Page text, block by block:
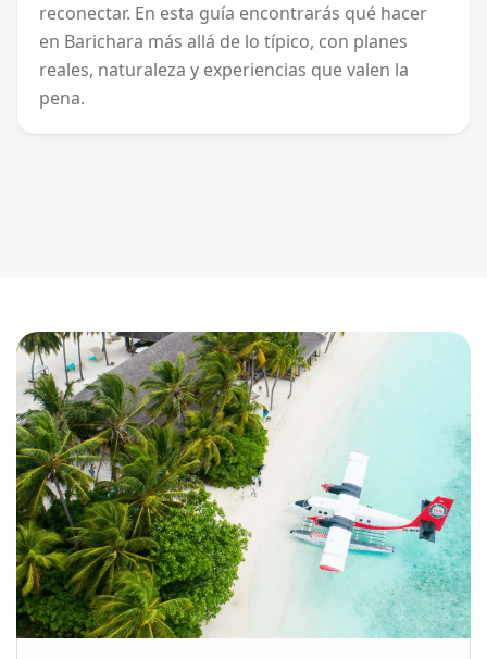
reconectar. En esta guía encontrarás qué hacer
en Barichara más allá de lo típico, con planes
reales, naturaleza y experiencias que valen la
pena.